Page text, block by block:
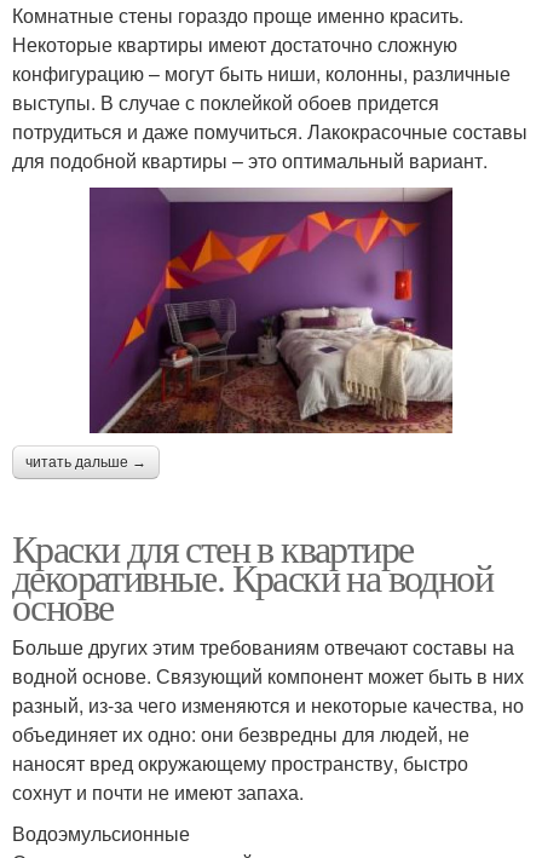
Комнатные стены гораздо проще именно красить.
Некоторые квартиры имеют достаточно сложную
конфигурацию – могут быть ниши, колонны, различные
выступы. В случае с поклейкой обоев придется
потрудиться и даже помучиться. Лакокрасочные составы
для подобной квартиры – это оптимальный вариант.
читать дальше →
Краски для стен в квартире
декоративные. Краски на водной
основе
Больше других этим требованиям отвечают составы на
водной основе. Связующий компонент может быть в них
разный, из-за чего изменяются и некоторые качества, но
объединяет их одно: они безвредны для людей, не
наносят вред окружающему пространству, быстро
сохнут и почти не имеют запаха.
Водоэмульсионные